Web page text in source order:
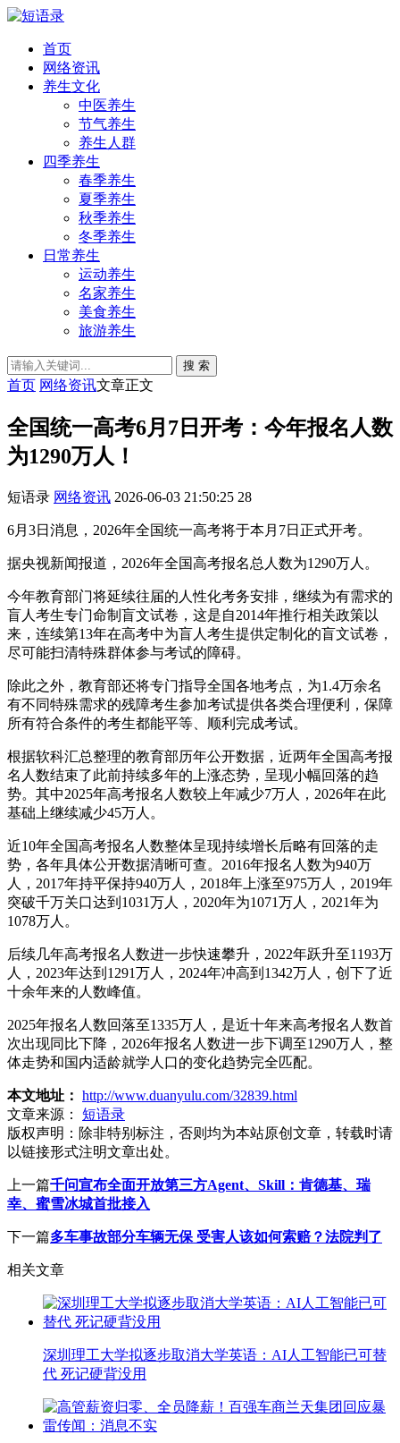
首页
网络资讯
养生文化
中医养生
节气养生
养生人群
四季养生
春季养生
夏季养生
秋季养生
冬季养生
日常养生
运动养生
名家养生
美食养生
旅游养生
搜 索
首页 网络资讯文章正文
全国统一高考6月7日开考：今年报名人数
为1290万人！
短语录 网络资讯 2026-06-03 21:50:25 28
6月3日消息，2026年全国统一高考将于本月7日正式开考。
据央视新闻报道，2026年全国高考报名总人数为1290万人。
今年教育部门将延续往届的人性化考务安排，继续为有需求的
盲人考生专门命制盲文试卷，这是自2014年推行相关政策以
来，连续第13年在高考中为盲人考生提供定制化的盲文试卷，
尽可能扫清特殊群体参与考试的障碍。
除此之外，教育部还将专门指导全国各地考点，为1.4万余名
有不同特殊需求的残障考生参加考试提供各类合理便利，保障
所有符合条件的考生都能平等、顺利完成考试。
根据软科汇总整理的教育部历年公开数据，近两年全国高考报
名人数结束了此前持续多年的上涨态势，呈现小幅回落的趋
势。其中2025年高考报名人数较上年减少7万人，2026年在此
基础上继续减少45万人。
近10年全国高考报名人数整体呈现持续增长后略有回落的走
势，各年具体公开数据清晰可查。2016年报名人数为940万
人，2017年持平保持940万人，2018年上涨至975万人，2019年
突破千万关口达到1031万人，2020年为1071万人，2021年为
1078万人。
后续几年高考报名人数进一步快速攀升，2022年跃升至1193万
人，2023年达到1291万人，2024年冲高到1342万人，创下了近
十余年来的人数峰值。
2025年报名人数回落至1335万人，是近十年来高考报名人数首
次出现同比下降，2026年报名人数进一步下调至1290万人，整
体走势和国内适龄就学人口的变化趋势完全匹配。
本文地址： http://www.duanyulu.com/32839.html
文章来源：
短语录
版权声明： 除非特别标注，否则均为本站原创文章，转载时请
以链接形式注明文章出处。
上一篇千问宣布全面开放第三方Agent、Skill：肯德基、瑞
幸、蜜雪冰城首批接入
下一篇多车事故部分车辆无保 受害人该如何索赔？法院判了
相关文章
深圳理工大学拟逐步取消大学英语：AI人工智能已可替
代 死记硬背没用